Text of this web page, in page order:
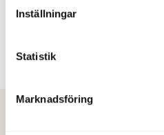
Inställningar
Statistik
Marknadsföring
20 okt 2020 07:30